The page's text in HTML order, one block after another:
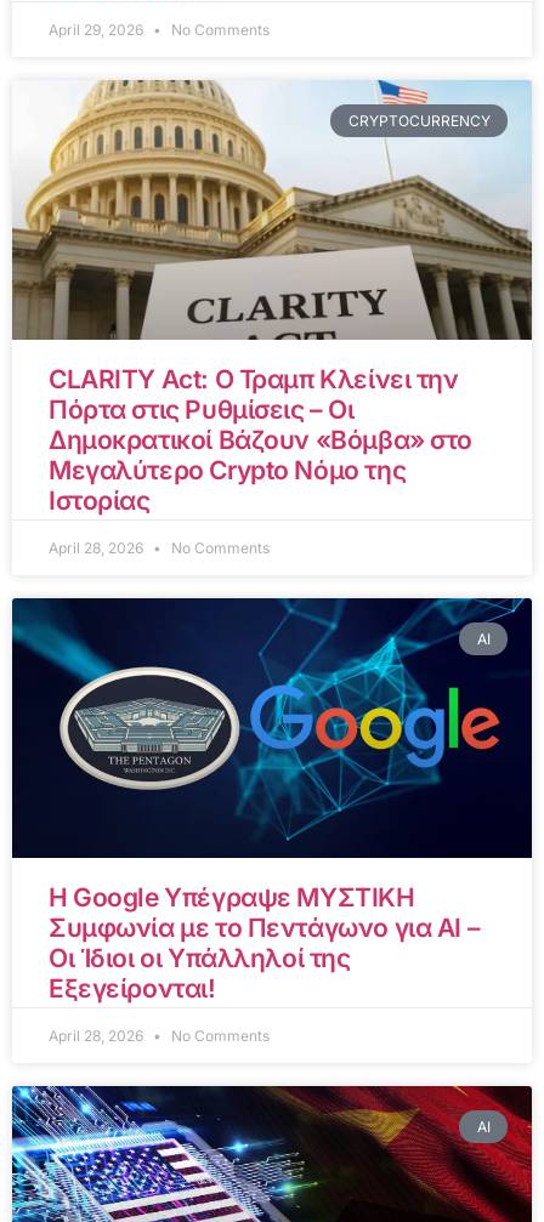
April 29, 2026 No Comments
CRYPTOCURRENCY
CLARITY Act: Ο Τραμπ Κλείνει την
Πόρτα στις Ρυθμίσεις – Οι
Δημοκρατικοί Βάζουν «Βόμβα» στο
Μεγαλύτερο Crypto Νόμο της
Ιστορίας
April 28, 2026 No Comments
AI
Η Google Υπέγραψε ΜΥΣΤΙΚΗ
Συμφωνία με το Πεντάγωνο για AI –
Οι Ίδιοι οι Υπάλληλοί της
Εξεγείρονται!
April 28, 2026 No Comments
AI